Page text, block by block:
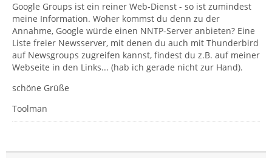
Google Groups ist ein reiner Web-Dienst - so ist zumindest
meine Information. Woher kommst du denn zu der
Annahme, Google würde einen NNTP-Server anbieten? Eine
Liste freier Newsserver, mit denen du auch mit Thunderbird
auf Newsgroups zugreifen kannst, findest du z.B. auf meiner
Webseite in den Links... (hab ich gerade nicht zur Hand).
schöne Grüße
Toolman